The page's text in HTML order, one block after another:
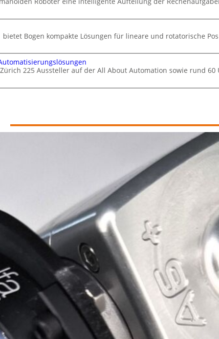
bietet Bogen kompakte Lösungen für lineare und rotatorische
225 Aussteller auf der All About Automation sowie rund